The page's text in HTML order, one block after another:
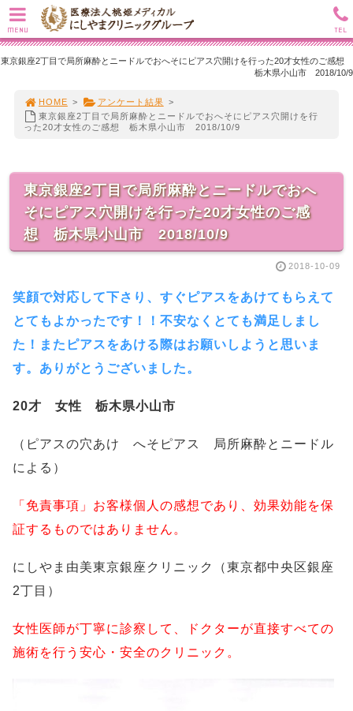
東京銀座2丁目で局所麻酔とニードルでおへそにピアス穴開けを行った20才女性のご感想
栃木県小山市 2018/10/9
HOME > アンケート結果 >
東京銀座2丁目で局所麻酔とニードルでおへそにピアス穴開けを行
った20才女性のご感想 栃木県小山市 2018/10/9
東京銀座2丁目で局所麻酔とニードルでおへ
そにピアス穴開けを行った20才女性のご感
想 栃木県小山市 2018/10/9
2018-10-09
笑顔で対応して下さり、すぐピアスをあけてもらえて
とてもよかったです！！不安なくとても満足しまし
た！またピアスをあける際はお願いしようと思いま
す。ありがとうございました。
20才 女性 栃木県小山市
（ピアスの穴あけ へそピアス 局所麻酔とニードル
による）
「免責事項」お客様個人の感想であり、効果効能を保
証するものではありません。
にしやま由美東京銀座クリニック（東京都中央区銀座
2丁目）
女性医師が丁寧に診察して、ドクターが直接すべての
施術を行う安心・安全のクリニック。
MENU TEL